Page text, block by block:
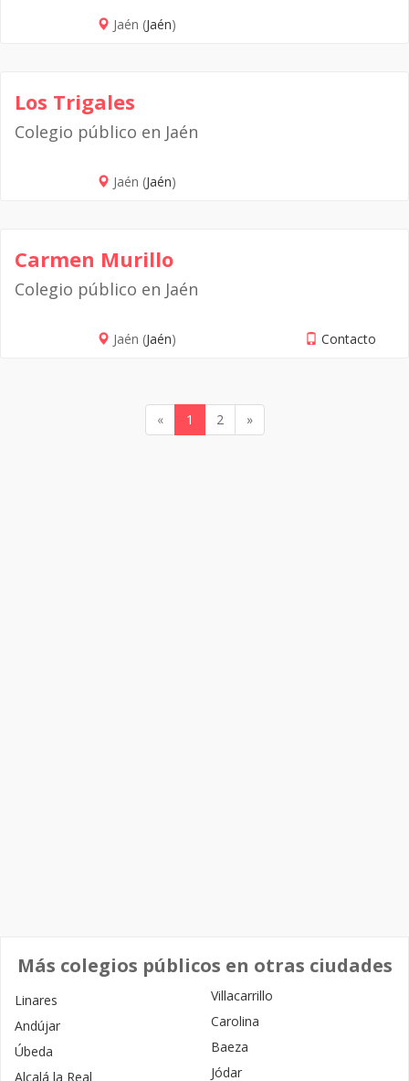
Jaén (Jaén)
Los Trigales
Colegio público en Jaén
Jaén (Jaén)
Carmen Murillo
Colegio público en Jaén
Jaén (Jaén) Contacto
« 1 2 »
Más colegios públicos en otras ciudades
Linares
Andújar
Úbeda
Alcalá la Real
Villacarrillo
Carolina
Baeza
Jódar